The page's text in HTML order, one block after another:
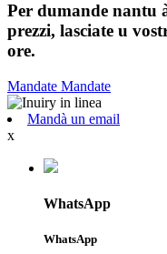
Per dumande nantu
prezzi, lasciate u
ore.
Mandate Mandate
Mandà un email
x
WhatsApp
WhatsApp